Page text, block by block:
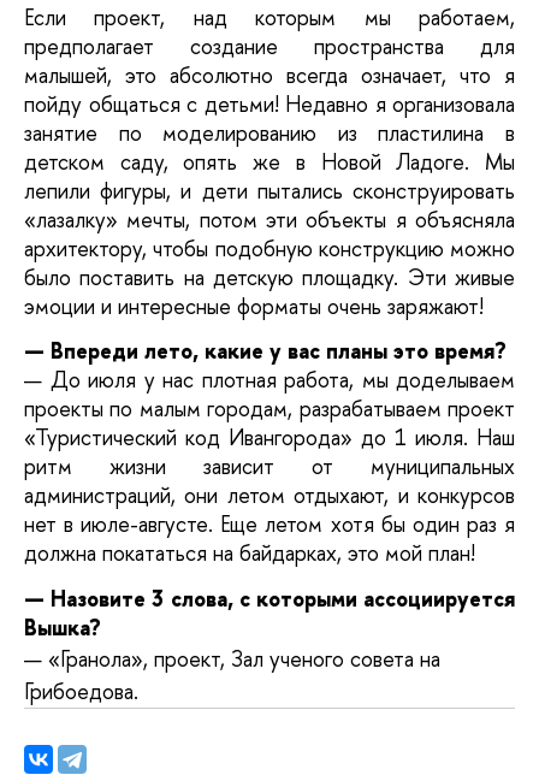
Если проект, над которым мы работаем,
предполагает создание пространства для
малышей, это абсолютно всегда означает, что я
пойду общаться с детьми! Недавно я организовала
занятие по моделированию из пластилина в
детском саду, опять же в Новой Ладоге. Мы
лепили фигуры, и дети пытались сконструировать
«лазалку» мечты, потом эти объекты я объясняла
архитектору, чтобы подобную конструкцию можно
было поставить на детскую площадку. Эти живые
эмоции и интересные форматы очень заряжают!
— Впереди лето, какие у вас планы это время?
— До июля у нас плотная работа, мы доделываем
проекты по малым городам, разрабатываем проект
«Туристический код Ивангорода» до 1 июля. Наш
ритм жизни зависит от муниципальных
администраций, они летом отдыхают, и конкурсов
нет в июле-августе. Еще летом хотя бы один раз я
должна покататься на байдарках, это мой план!
— Назовите 3 слова, с которыми ассоциируется
Вышка?
— «Гранола», проект, Зал ученого совета на
Грибоедова.